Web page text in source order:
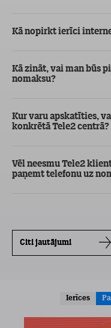
Kā nopirkt ierīci
Kā zināt, vai man būs
nomaksu?
Kur varu apskatīties,
konkrētā Tele2 centrā?
Vēl neesmu Tele2
paņemt telefonu uz
Citi jautājumi
Ierīces